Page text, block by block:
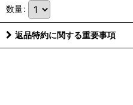
数量:
返品特約に関する重要事項